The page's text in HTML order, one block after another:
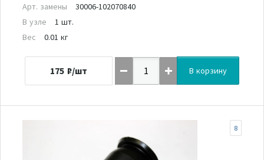
Арт. замены
30006-102070840
В узле
1 шт.
Вес
0.01 кг
175 ₽/шт В корзину
8